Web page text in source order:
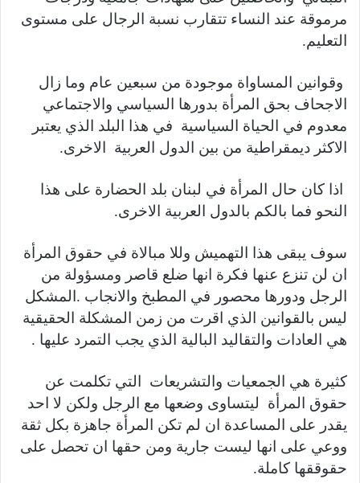
مرموقة عند النساء تتقارب نسبة الرجال على مستوى
التعليم.
وقوانين المساواة موجودة من سبعين عام وما زال
الاجحاف بحق المرأة بدورها السياسي والاجتماعي
معدوم في الحياة السياسية في هذا البلد الذي يعتبر
الاكثر ديمقراطية من بين الدول العربية الاخرى.
اذا كان حال المرأة في لبنان بلد الحضارة على هذا
النحو فما بالكم بالدول العربية الاخرى.
سوف يبقى هذا التهميش وللا مبالاة في حقوق المرأة
ان لن تنزع عنها فكرة انها ضلع قاصر ومسؤولة من
الرجل ودورها محصور في المطبخ والانجاب .المشكل
ليس بالقوانين الذي اقرت من زمن المشكلة الحقيقية
هي العادات والتقاليد البالية الذي يجب التمرد عليها .
كثيرة هي الجمعيات والتشريعات التي تكلمت عن
حقوق المرأة ليتساوى وضعها مع الرجل ولكن لا احد
يقدر على المساعدة ان لم تكن المرأة جاهزة بكل ثقة
ووعي على انها ليست جارية ومن حقها ان تحصل على
حقوققها كاملة.